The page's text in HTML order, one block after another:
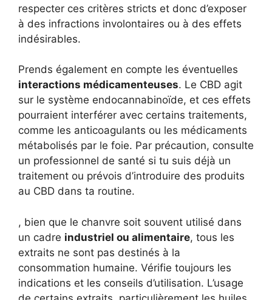
respecter ces critères stricts et donc d’exposer
à des infractions involontaires ou à des effets
indésirables.
Prends également en compte les éventuelles
interactions médicamenteuses. Le CBD agit
sur le système endocannabinoïde, et ces effets
pourraient interférer avec certains traitements,
comme les anticoagulants ou les médicaments
métabolisés par le foie. Par précaution, consulte
un professionnel de santé si tu suis déjà un
traitement ou prévois d’introduire des produits
au CBD dans ta routine.
, bien que le chanvre soit souvent utilisé dans
un cadre industriel ou alimentaire, tous les
extraits ne sont pas destinés à la
consommation humaine. Vérifie toujours les
indications et les conseils d’utilisation. L’usage